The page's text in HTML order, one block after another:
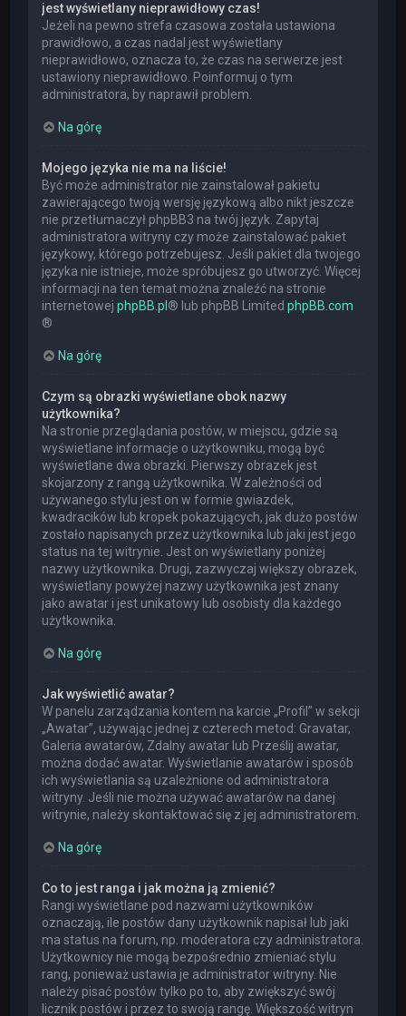
jest wyświetlany nieprawidłowy czas!
Jeżeli na pewno strefa czasowa została ustawiona
prawidłowo, a czas nadal jest wyświetlany
nieprawidłowo, oznacza to, że czas na serwerze jest
ustawiony nieprawidłowo. Poinformuj o tym
administratora, by naprawił problem.
Na górę
Mojego języka nie ma na liście!
Być może administrator nie zainstalował pakietu
zawierającego twoją wersję językową albo nikt jeszcze
nie przetłumaczył phpBB3 na twój język. Zapytaj
administratora witryny czy może zainstalować pakiet
językowy, którego potrzebujesz. Jeśli pakiet dla twojego
języka nie istnieje, może spróbujesz go utworzyć. Więcej
informacji na ten temat można znaleźć na stronie
internetowejphpBB.pl ® lub phpBB LimitedphpBB.com
®
Na górę
Czym są obrazki wyświetlane obok nazwy
użytkownika?
Na stronie przeglądania postów, w miejscu, gdzie są
wyświetlane informacje o użytkowniku, mogą być
wyświetlane dwa obrazki. Pierwszy obrazek jest
skojarzony z rangą użytkownika. W zależności od
używanego stylu jest on w formie gwiazdek,
kwadracików lub kropek pokazujących, jak dużo postów
zostało napisanych przez użytkownika lub jaki jest jego
status na tej witrynie. Jest on wyświetlany poniżej
nazwy użytkownika. Drugi, zazwyczaj większy obrazek,
wyświetlany powyżej nazwy użytkownika jest znany
jako awatar i jest unikatowy lub osobisty dla każdego
użytkownika.
Na górę
Jak wyświetlić awatar?
W panelu zarządzania kontem na karcie „Profil” w sekcji
„Awatar”, używając jednej z czterech metod: Gravatar,
Galeria awatarów, Zdalny awatar lub Prześlij awatar,
można dodać awatar. Wyświetlanie awatarów i sposób
ich wyświetlania są uzależnione od administratora
witryny. Jeśli nie można używać awatarów na danej
witrynie, należy skontaktować się z jej administratorem.
Na górę
Co to jest ranga i jak można ją zmienić?
Rangi wyświetlane pod nazwami użytkowników
oznaczają, ile postów dany użytkownik napisał lub jaki
ma status na forum, np. moderatora czy administratora.
Użytkownicy nie mogą bezpośrednio zmieniać stylu
rang, ponieważ ustawia je administrator witryny. Nie
należy pisać postów tylko po to, aby zwiększyć swój
licznik postów i przez to swoją rangę. Większość witryn